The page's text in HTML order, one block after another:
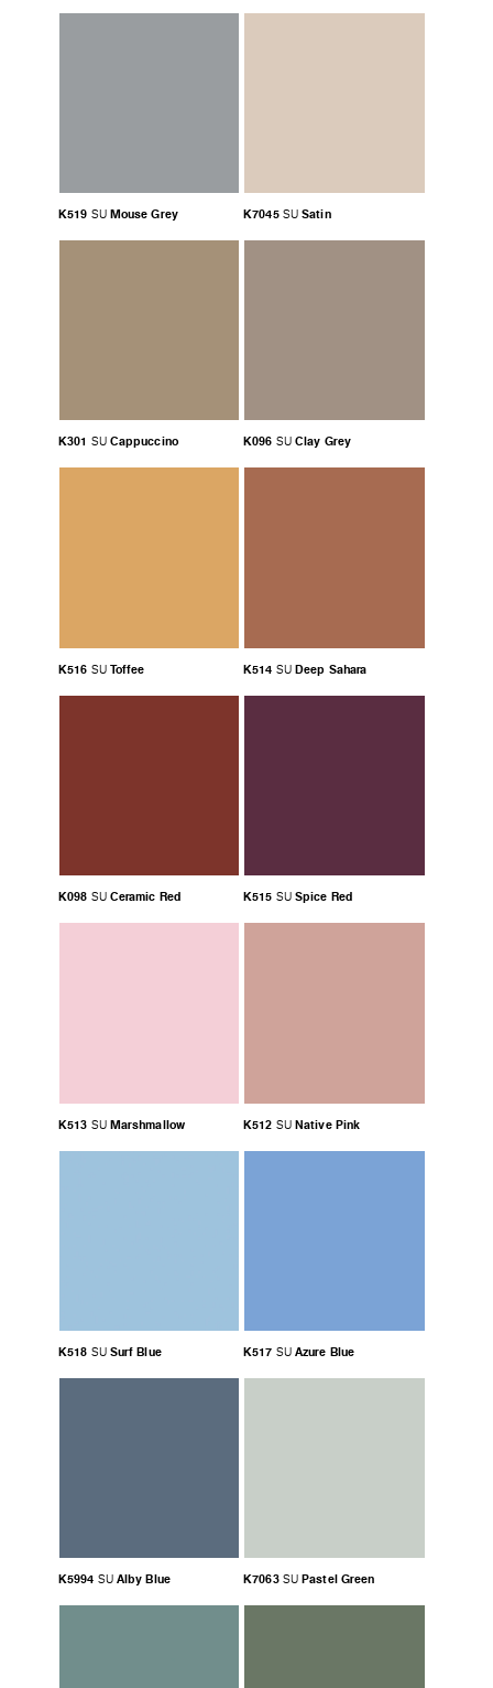
K519 SU Mouse Grey K7045 SU Satin
K301 SU Cappuccino K096 SU Clay Grey
K516 SU Toffee K514 SU Deep Sahara
K098 SU Ceramic Red K515 SU Spice Red
K513 SU Marshmallow K512 SU Native Pink
K518 SU Surf Blue K517 SU Azure Blue
K5994 SU Alby Blue K7063 SU Pastel Green